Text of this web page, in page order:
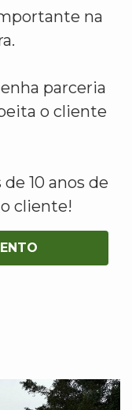
na
parceria
o cliente
10 anos de
cliente!